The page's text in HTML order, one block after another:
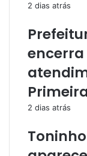
2 dias atrás
encerra
2 dias atrás